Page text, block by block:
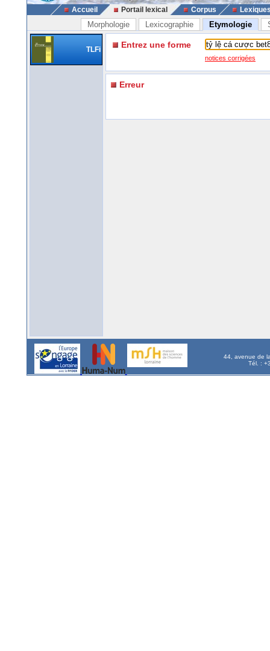
Accueil Portail lexical Corpus
Morphologie Lexicographie Etymologie
TLFi Entrez une forme
notices corrigées
Erreur
44, avenue de
Tél. :